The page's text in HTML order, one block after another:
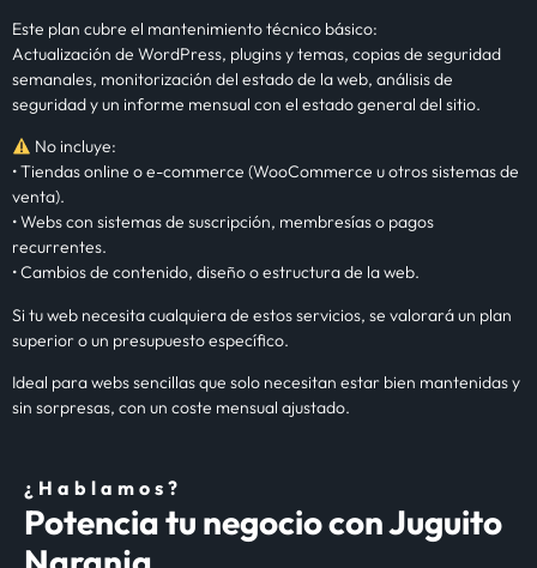
Este plan cubre el mantenimiento técnico básico:
Actualización de WordPress, plugins y temas, copias de seguridad
semanales, monitorización del estado de la web, análisis de
seguridad y un informe mensual con el estado general del sitio.
No incluye:
• Tiendas online o e-commerce (WooCommerce u otros sistemas de
venta).
• Webs con sistemas de suscripción, membresías o pagos
recurrentes.
• Cambios de contenido, diseño o estructura de la web.
Si tu web necesita cualquiera de estos servicios, se valorará un plan
superior o un presupuesto específico.
Ideal para webs sencillas que solo necesitan estar bien mantenidas y
sin sorpresas, con un coste mensual ajustado.
¿Hablamos?
Potencia tu negocio con Juguito